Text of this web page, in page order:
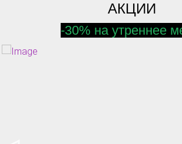
АКЦИИ
-30% на утреннее